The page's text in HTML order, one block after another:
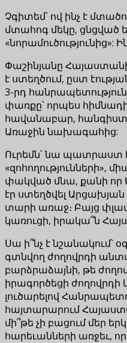
Չգիտեմ՝ ով ինչ է
մտահոգ մեկը, ցնցված
«նորամուծությունից»:
Փաշինյանը
է ստեղծում, ըստ
3-րդ
փառքը՝ որպես
հավանաբար, հանգիստ
Առաջին նախագահից:
Ուրեմն՝ նա պատրաստ
«զոհողությունների»,
փակված մնա, քանի որ
էր ստեղծվել Արցախյան
տարի առաջ։ Բայց
կառուցի, իրակա՞ն
Սա ի՞նչ է նշանակում՝
գտնվող ժողովրդի
բարձրաձայնի, թե
իրագործեցի ժողովրդի
լուծարելով
հայտարարում
մի՞թե չի բացում մեր
հարեւանների առջեւ,